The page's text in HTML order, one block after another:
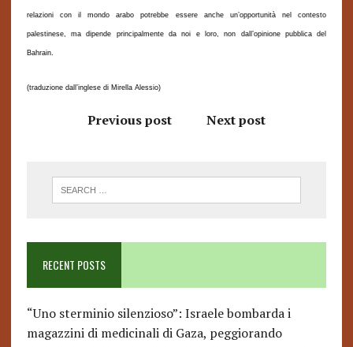
relazioni con il mondo arabo potrebbe essere anche un’opportunità nel contesto
palestinese, ma dipende principalmente da noi e loro, non dall’opinione pubblica del
Bahrain.
(traduzione dall’inglese di Mirella Alessio)
Previous post Next post
RECENT POSTS
“Uno sterminio silenzioso”: Israele bombarda i
magazzini di medicinali di Gaza, peggiorando